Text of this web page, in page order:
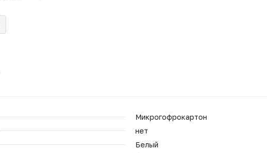
Микрогофрокартон
нет
Белый